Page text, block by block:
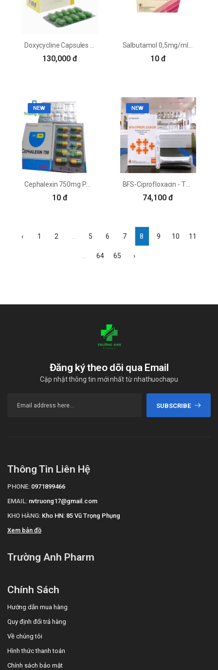
130,000 đ 10 đ
NEW
10 đ
NEW
BFS-Ciprofloxacin - Thuốc điều trị nhiễm khuẩn của CPC1
74,100 đ
‹ 1 2 5 6 7 8 9 10 11
64 65 ›
Đăng ký theo dõi qua Email
Cập nhật thông tin mới nhất từ nhathuochapu
SUBSCRIBE
Thông Tin Liên Hệ
PHONE: 0971899466
EMAIL: nvtruong17@gmail.com
KHO HÀNG: Kho HN: 85 Vũ Trọng Phụng
Xem bản đồ
Trường Anh Pharm
Chính Sách
Hướng dẫn mua hàng
Quy định đổi trả hàng
Về chúng tôi
Hình thức thanh toán
Chính sách bảo mật